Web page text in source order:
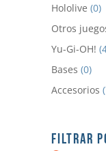
Hololive (0)
Otros
Yu-Gi-OH!
Bases (0)
Accesorios
FILTRAR